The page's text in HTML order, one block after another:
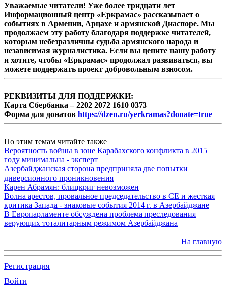
Уважаемые читатели! Уже более тридцати лет
Информационный центр «Еркрамас» рассказывает о
событиях в Армении, Арцахе и армянской Диаспоре. Мы
продолжаем эту работу благодаря поддержке читателей,
которым небезразличны судьба армянского народа и
независимая журналистика. Если вы цените нашу работу
и хотите, чтобы «Еркрамас» продолжал развиваться, вы
можете поддержать проект добровольным взносом.
РЕКВИЗИТЫ ДЛЯ ПОДДЕРЖКИ:
Карта Сбербанка – 2202 2072 1610 0373
Форма для донатов https://dzen.ru/yerkramas?donate=true
По этим темам читайте также
Вероятность войны в зоне Карабахского конфликта в 2015
году минимальна - эксперт
Азербайджанская сторона предприняла две попытки
диверсионного проникновения
Карен Абрамян: блицкриг невозможен
Волна арестов, провальное председательство в СЕ и жесткая
критика Запада - знаковые события 2014 г. в Азербайджане
В Европарламенте обсуждена проблема преследования
верующих тоталитарным режимом Азербайджана
На главную
Регистрация
Войти